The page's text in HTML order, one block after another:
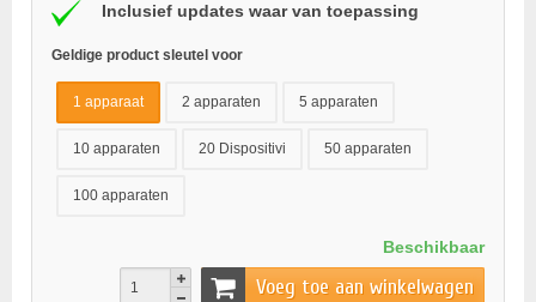
Inclusief updates waar van toepassing
Geldige product sleutel voor
1 apparaat 2 apparaten 5 apparaten
10 apparaten 20 Dispositivi 50 apparaten
100 apparaten
Beschikbaar
Voeg toe aan winkelwagen